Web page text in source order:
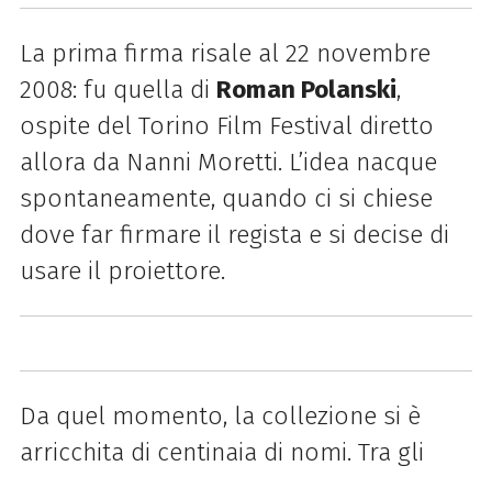
La prima firma risale al 22 novembre
2008: fu quella di Roman Polanski,
ospite del Torino Film Festival diretto
allora da Nanni Moretti. L’idea nacque
spontaneamente, quando ci si chiese
dove far firmare il regista e si decise di
usare il proiettore.
Da quel momento, la collezione si è
arricchita di centinaia di nomi. Tra gli